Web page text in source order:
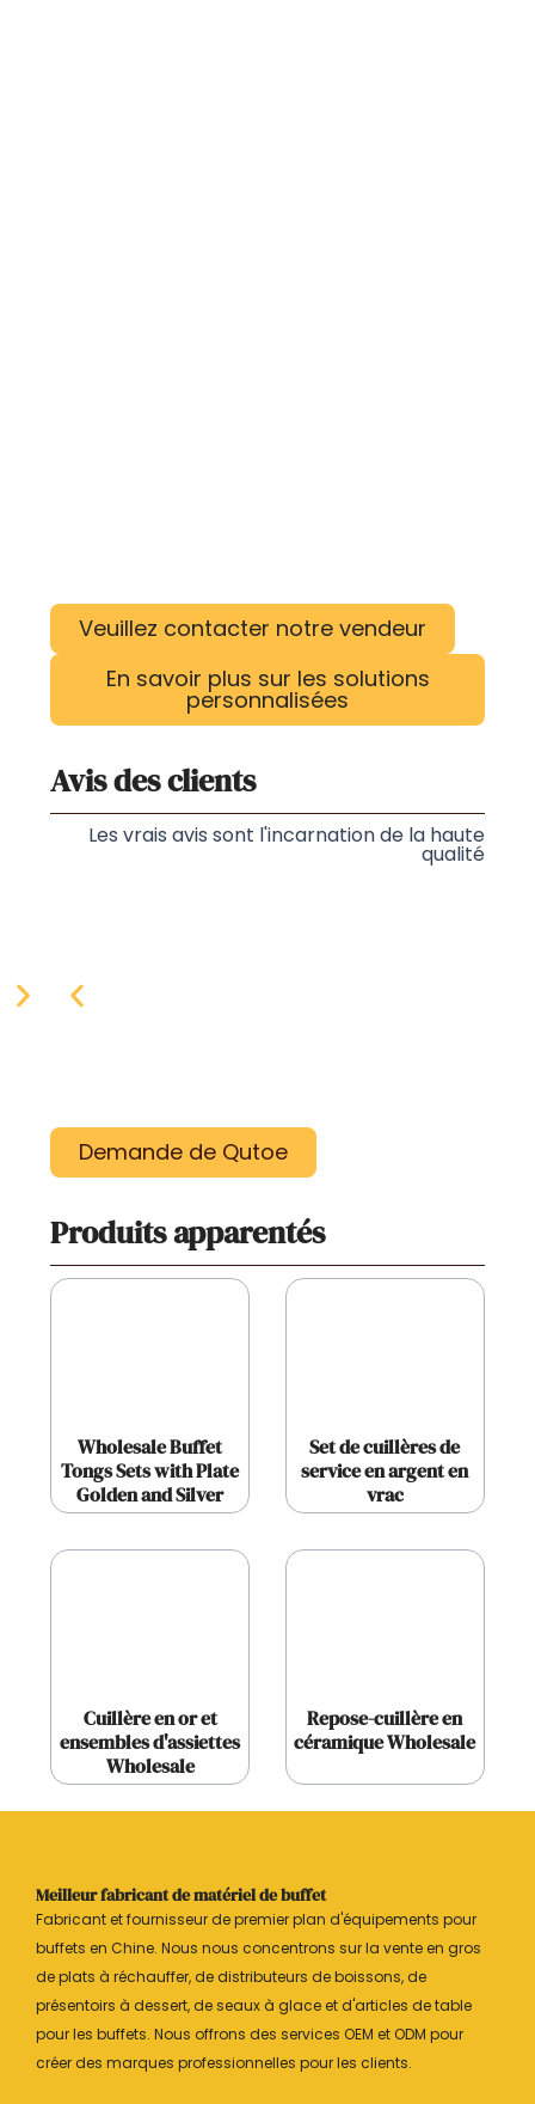
Veuillez contacter notre vendeur
En savoir plus sur les solutions
personnalisées
Avis des clients
Les vrais avis sont l'incarnation de la haute
qualité
Demande de Qutoe
Produits apparentés
Wholesale Buffet
Tongs Sets with Plate
Golden and Silver
Set de cuillères de
service en argent en
vrac
Cuillère en or et
ensembles d'assiettes
Wholesale
Repose-cuillère en
céramique Wholesale
Meilleur fabricant de matériel de buffet
Fabricant et fournisseur de premier plan d'équipements pour
buffets en Chine. Nous nous concentrons sur la vente en gros
de plats à réchauffer, de distributeurs de boissons, de
présentoirs à dessert, de seaux à glace et d'articles de table
pour les buffets. Nous offrons des services OEM et ODM pour
créer des marques professionnelles pour les clients.